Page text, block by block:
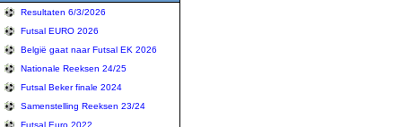
Resultaten 6/3/2026
Futsal EURO 2026
België gaat naar Futsal EK 2026
Nationale Reeksen 24/25
Futsal Beker finale 2024
Samenstelling Reeksen 23/24
Futsal Euro 2022